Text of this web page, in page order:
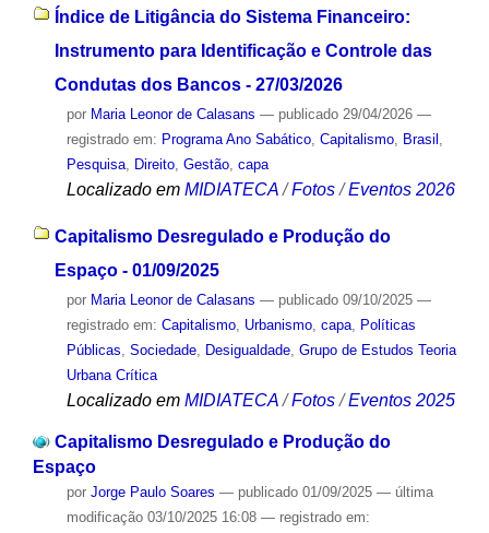
Índice de Litigância do Sistema Financeiro:
Instrumento para Identificação e Controle das
Condutas dos Bancos - 27/03/2026
por Maria Leonor de Calasans — publicado29/04/2026 —
registrado em: Programa Ano Sabático, Capitalismo, Brasil
Pesquisa, Direito, Gestão, capa
Localizado em MIDIATECA /Fotos /Eventos 2026
Capitalismo Desregulado e Produção do
Espaço - 01/09/2025
por Maria Leonor de Calasans — publicado09/10/2025 —
registrado em: Capitalismo, Urbanismo, capa, Políticas
Públicas Sociedade, Desigualdade, Grupo de Estudos Teoria
Urbana Crítica
Localizado em MIDIATECA /Fotos /Eventos 2025
Capitalismo Desregulado e Produção do
Espaço
por Jorge Paulo Soares — publicado01/09/2025 — última
modificação03/10/2025 16:08 — registrado em: